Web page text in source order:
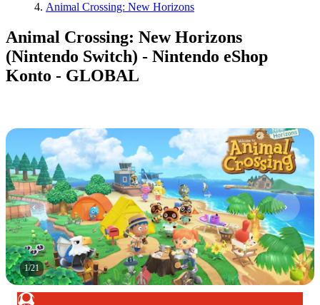
Animal Crossing: New Horizons
Animal Crossing: New Horizons
(Nintendo Switch) - Nintendo eShop
Konto - GLOBAL
1/21